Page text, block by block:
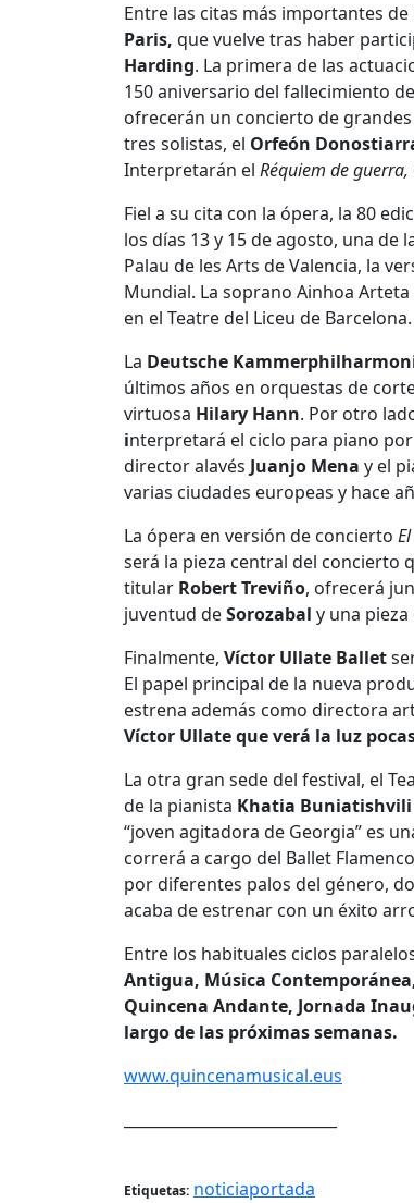
Entre las citas más importantes
Paris, que vuelve tras haber
Harding. La primera de las
150 aniversario del fallecimiento
ofrecerán un concierto de
tres solistas, el Orfeón
Interpretarán el Réquiem de guerra,
Fiel a su cita con la ópera, la 80
los días 13 y 15 de agosto, una de
Palau de les Arts de Valencia, la
Mundial. La soprano Ainhoa
en el Teatre del Liceu de Barcelona.
La Deutsche
últimos años en orquestas de
virtuosa Hilary Hann. Por otro
interpretará el ciclo para piano
director alavés Juanjo Mena y el
varias ciudades europeas y hace
La ópera en versión de concierto
será la pieza central del concierto
titular Robert Treviño, ofrecerá
juventud deSorozabal y una pieza
Finalmente, Víctor Ullate Ballet
El papel principal de la nueva
estrena además como directora
Víctor Ullate que verá la luz
La otra gran sede del festival, el
de la pianista Khatia Buniatishvili
“joven agitadora de Georgia” es
correrá a cargo del Ballet
por diferentes palos del género,
acaba de estrenar con un éxito
Entre los habituales ciclos
Antigua, Música
Quincena Andante, Jornada
largo de las próximas semanas.
www.quincenamusical.eus
Etiquetas: noticiaportada